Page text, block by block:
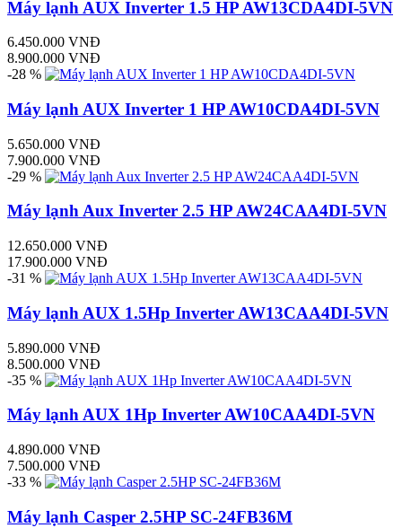
Máy lạnh AUX Inverter 1.5 HP AW13CDA4DI-5VN
6.450.000 VNĐ
8.900.000 VNĐ
-28 %
Máy lạnh AUX Inverter 1 HP AW10CDA4DI-5VN
5.650.000 VNĐ
7.900.000 VNĐ
-29 %
Máy lạnh Aux Inverter 2.5 HP AW24CAA4DI-5VN
12.650.000 VNĐ
17.900.000 VNĐ
-31 %
Máy lạnh AUX 1.5Hp Inverter AW13CAA4DI-5VN
5.890.000 VNĐ
8.500.000 VNĐ
-35 %
Máy lạnh AUX 1Hp Inverter AW10CAA4DI-5VN
4.890.000 VNĐ
7.500.000 VNĐ
-33 %
Máy lạnh Casper 2.5HP SC-24FB36M